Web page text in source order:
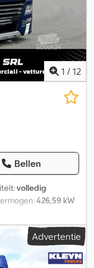
1 / 12
Bellen
volledig
426,59 kW
intarder, kleur:
Euro 6,
standkachel, MAN
Advertentie